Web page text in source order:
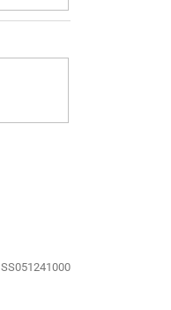
SS051241000